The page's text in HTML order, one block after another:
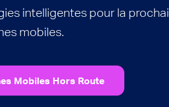
intelligentes pour la
mobiles.
Mobiles Hors Route